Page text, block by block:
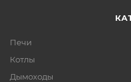
Печи
Котлы
Дымоходы